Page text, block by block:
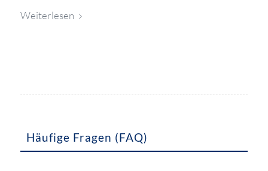
Weiterlesen
Häufige Fragen (FAQ)